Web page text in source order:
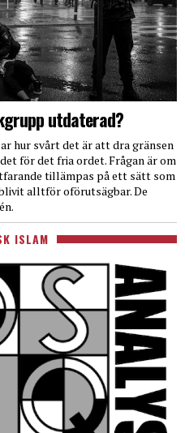
utdaterad?
hur svårt det är att dra gränsen
för det fria ordet. Frågan är om
tillämpas på ett sätt som
alltför oförutsägbar. De
ISLAM